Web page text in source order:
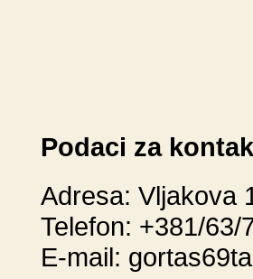
Podaci za
Adresa: Vljakova
Telefon: +381/63/
E-mail: